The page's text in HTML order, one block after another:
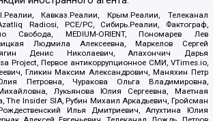
Кавказ.Реалии, Крым.Реалии, Телеканал
Radiosi, PCE/PC, Сибирь.Реалии, Фактограф,
Свобода, MEDIUM-ORIENT, Пономарев Лев
Людмила Алексеевна, Маркелов Сергей
Денис Николаевич, Апахончич Дарья
Project, Первое антикоррупционное СМИ, VTimes.io,
Гликин Максим Александрович, Маняхин Петр
Петровна, Чуракова Ольга Владимировна,
Лукьянова Юлия Сергеевна, Маетная
The Insider SIA, Рубин Михаил Аркадьевич, Гройсман
Илья Дмитриевич, Апухтина Юлия